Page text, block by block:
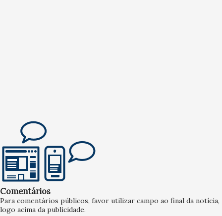
Comentários
Para comentários públicos, favor utilizar campo ao final da notícia,
logo acima da publicidade.